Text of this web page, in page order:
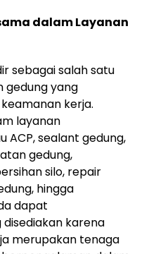
dalam Layanan
sebagai salah satu
gedung yang
kerja.
layanan
ACP, sealant gedung,
gedung,
silo, repair
hingga
dapat
karena
merupakan tenaga